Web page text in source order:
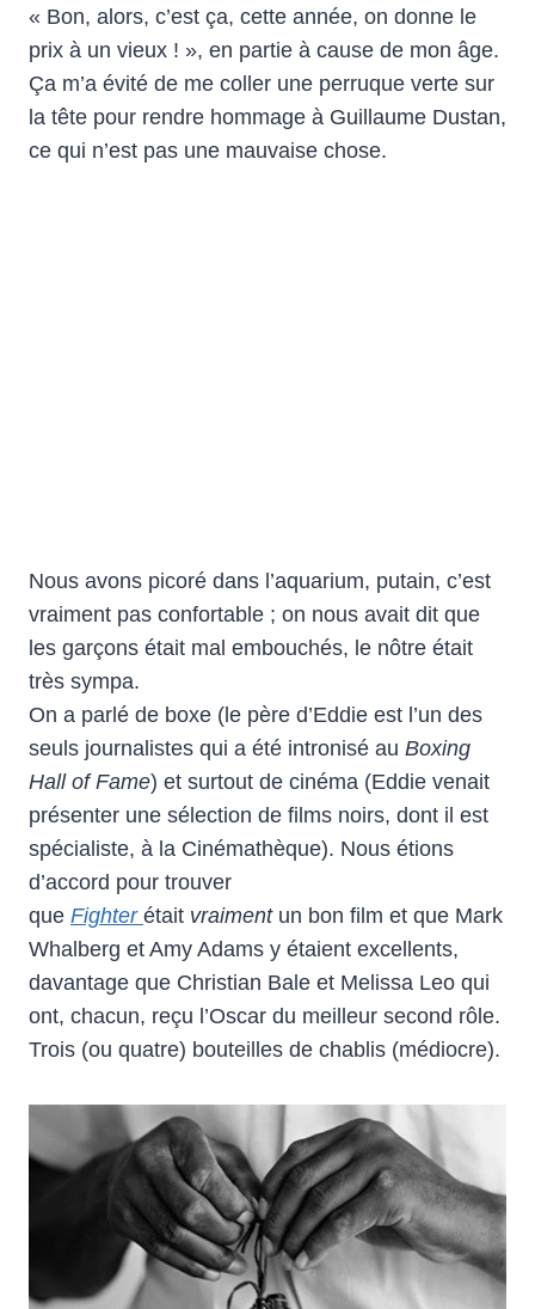
« Bon, alors, c’est ça, cette année, on donne le
prix à un vieux ! », en partie à cause de mon âge.
Ça m’a évité de me coller une perruque verte sur
la tête pour rendre hommage à Guillaume Dustan,
ce qui n’est pas une mauvaise chose.
Nous avons picoré dans l’aquarium, putain, c’est
vraiment pas confortable ; on nous avait dit que
les garçons était mal embouchés, le nôtre était
très sympa.
On a parlé de boxe (le père d’Eddie est l’un des
seuls journalistes qui a été intronisé au Boxing
Hall of Fame) et surtout de cinéma (Eddie venait
présenter une sélection de films noirs, dont il est
spécialiste, à la Cinémathèque). Nous étions
d’accord pour trouver
que Fighter était vraimentun bon film et que Mark
Whalberg et Amy Adams y étaient excellents,
davantage que Christian Bale et Melissa Leo qui
ont, chacun, reçu l’Oscar du meilleur second rôle.
Trois (ou quatre) bouteilles de chablis (médiocre).